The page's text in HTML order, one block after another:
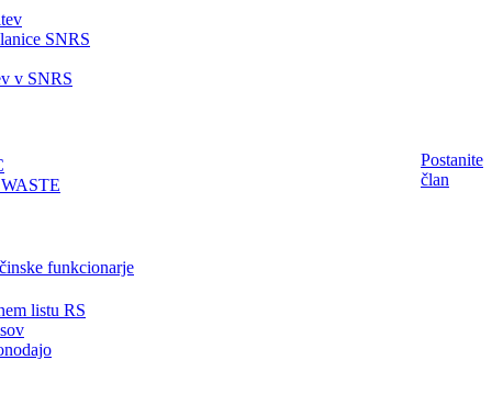
SNRS
v SNRS
funkcionarje
listu RS
Postanite
član